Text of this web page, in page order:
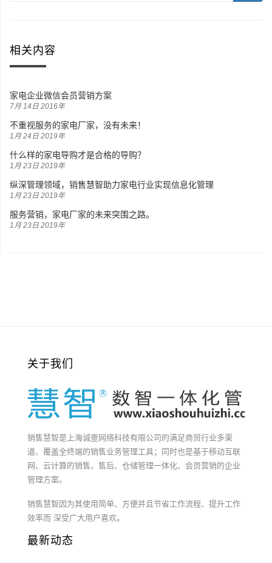
相关内容
家电企业微信会员营销方案
7月 14日 2016年
不重视服务的家电厂家，没有未来！
1月 24日 2019年
什么样的家电导购才是合格的导购？
1月 23日 2019年
纵深管理领域，销售慧智助力家电行业实现信息化管理
1月 23日 2019年
服务营销，家电厂家的未来突围之路。
1月 23日 2019年
关于我们
销售慧智是上海诚壹网络科技有限公司的满足商贸行业多渠
道、覆盖全终端的销售业务管理工具；同时也是基于移动互联
网、云计算的销售、售后、仓储管理一体化、会员营销的企业
管理方案。
销售慧智因为其使用简单、方便并且节省工作流程、提升工作
效率而 深受广大用户喜欢。
最新动态